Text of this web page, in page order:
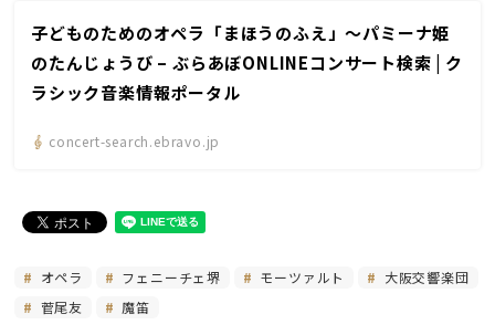
子どものためのオペラ「まほうのふえ」～パミーナ姫
のたんじょうび – ぶらあぼONLINEコンサート検索 | ク
ラシック音楽情報ポータル
concert-search.ebravo.jp
オペラ フェニーチェ堺 モーツァルト
大阪交響楽団
菅尾友
魔笛